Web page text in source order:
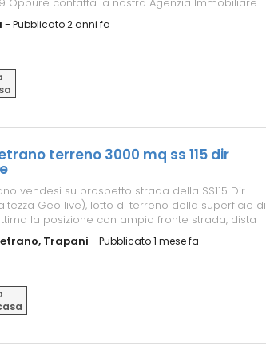
...
- Pubblicato 2 anni fa
terreno 3000 mq ss 115 dir
vendesi su prospetto strada della SS115 Dir
Geo live), lotto di terreno della superficie di
la posizione con ampio fronte strada, dista
Trapani - Pubblicato 1 mese fa